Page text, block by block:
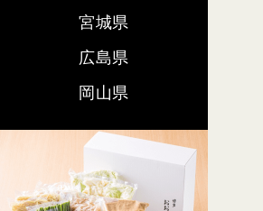
宮城県
広島県
岡山県